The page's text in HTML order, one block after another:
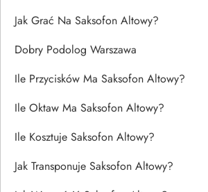
Jak Grać Na Saksofon Altowy?
Dobry Podolog Warszawa
Ile Przycisków Ma Saksofon Altowy?
Ile Oktaw Ma Saksofon Altowy?
Ile Kosztuje Saksofon Altowy?
Jak Transponuje Saksofon Altowy?